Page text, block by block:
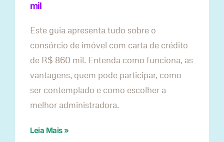
mil
Este guia apresenta tudo sobre o
consórcio de imóvel com carta de crédito
de R$ 860 mil. Entenda como funciona, as
vantagens, quem pode participar, como
ser contemplado e como escolher a
melhor administradora.
Leia Mais »